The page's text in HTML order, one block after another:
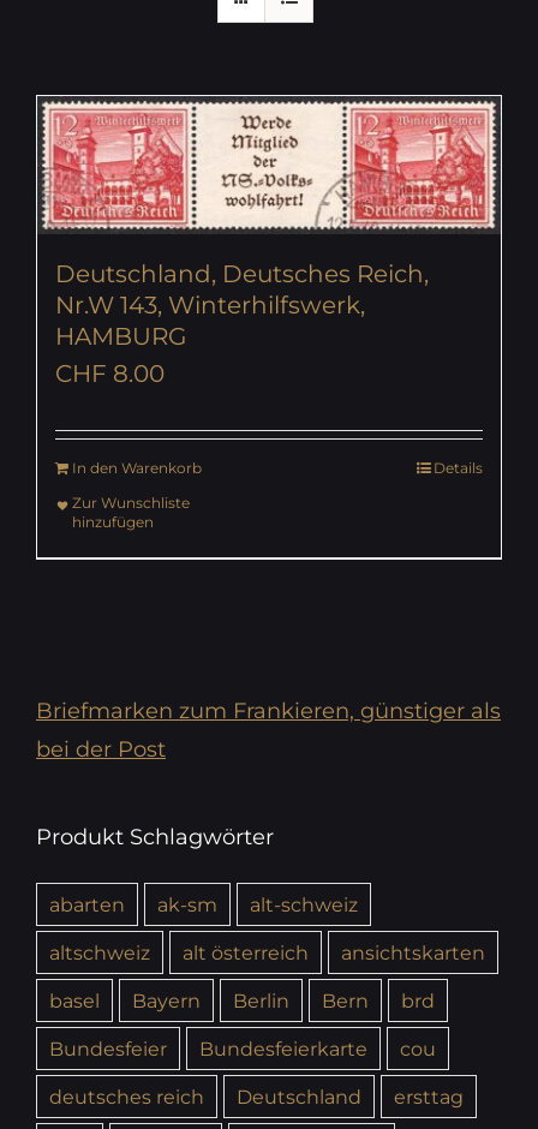
Deutschland, Deutsches Reich,
Nr.W 143, Winterhilfswerk,
HAMBURG
CHF 8.00
In den Warenkorb
Details
Zur Wunschliste
hinzufügen
Briefmarken zum Frankieren, günstiger als
bei der Post
Produkt Schlagwörter
abarten ak-sm
alt-schweiz
altschweiz
alt österreich
ansichtskarten
basel
Bayern Berlin Bern
brd
Bundesfeier
Bundesfeierkarte
cou
deutsches reich
Deutschland
ersttag